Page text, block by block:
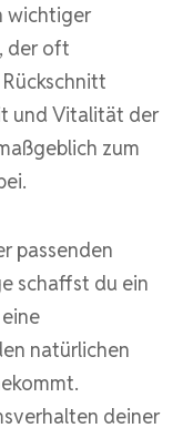
wichtiger
der oft
und Vitalität der
zum
passenden
schaffst du ein
natürlichen
deiner